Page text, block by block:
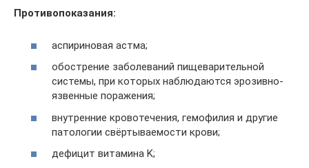
Противопоказания:
аспириновая астма;
обострение заболеваний пищеварительной
системы, при которых наблюдаются эрозивно-
язвенные поражения;
внутренние кровотечения, гемофилия и другие
патологии свёртываемости крови;
дефицит витамина K;